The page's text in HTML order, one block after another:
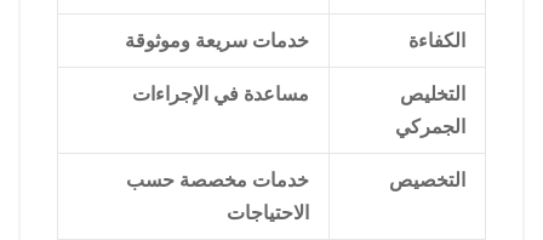
الكفاءة خدمات سريعة وموثوقة
التخليص
الجمركي
مساعدة في الإجراءات
التخصيص
خدمات مخصصة حسب
الاحتياجات